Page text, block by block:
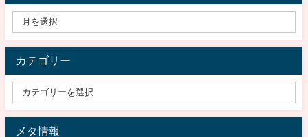
カテゴリー
メタ情報